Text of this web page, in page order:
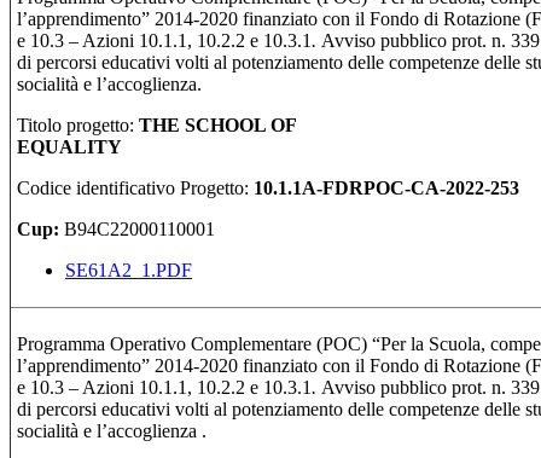
l’apprendimento” 2014-2020 finanziato con il Fondo di Rotazione
e 10.3 – Azioni 10.1.1, 10.2.2 e 10.3.1. Avviso pubblico prot. n.
di percorsi educativi volti al potenziamento delle competenze delle
socialità e l’accoglienza.
Titolo progetto: THE SCHOOL OF
EQUALITY
Codice identificativo Progetto: 10.1.1A-FDRPOC-CA-2022-253
Cup: B94C22000110001
SE61A2_1.PDF
Programma Operativo Complementare (POC) “Per la Scuola,
l’apprendimento” 2014-2020 finanziato con il Fondo di Rotazione
e 10.3 – Azioni 10.1.1, 10.2.2 e 10.3.1. Avviso pubblico prot. n.
di percorsi educativi volti al potenziamento delle competenze delle
socialità e l’accoglienza .